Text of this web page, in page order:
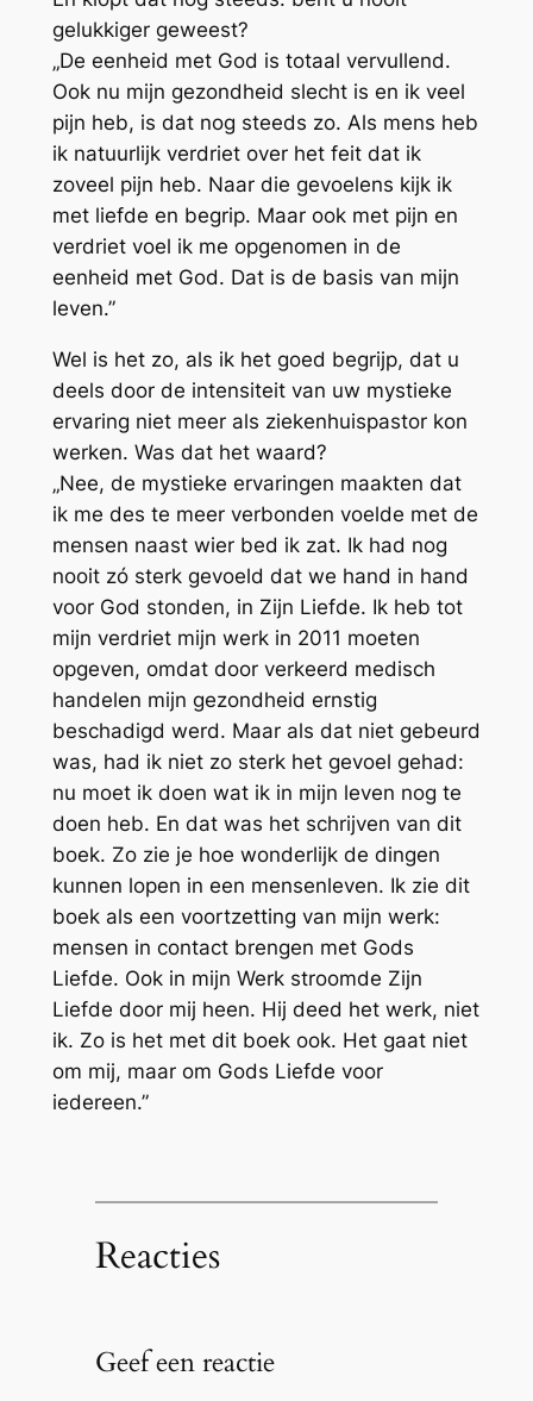
gelukkiger geweest?
„De eenheid met God is totaal vervullend.
Ook nu mijn gezondheid slecht is en ik veel
pijn heb, is dat nog steeds zo. Als mens heb
ik natuurlijk verdriet over het feit dat ik
zoveel pijn heb. Naar die gevoelens kijk ik
met liefde en begrip. Maar ook met pijn en
verdriet voel ik me opgenomen in de
eenheid met God. Dat is de basis van mijn
leven.”
Wel is het zo, als ik het goed begrijp, dat u
deels door de intensiteit van uw mystieke
ervaring niet meer als ziekenhuispastor kon
werken. Was dat het waard?
„Nee, de mystieke ervaringen maakten dat
ik me des te meer verbonden voelde met de
mensen naast wier bed ik zat. Ik had nog
nooit zó sterk gevoeld dat we hand in hand
voor God stonden, in Zijn Liefde. Ik heb tot
mijn verdriet mijn werk in 2011 moeten
opgeven, omdat door verkeerd medisch
handelen mijn gezondheid ernstig
beschadigd werd. Maar als dat niet gebeurd
was, had ik niet zo sterk het gevoel gehad:
nu moet ik doen wat ik in mijn leven nog te
doen heb. En dat was het schrijven van dit
boek. Zo zie je hoe wonderlijk de dingen
kunnen lopen in een mensenleven. Ik zie dit
boek als een voortzetting van mijn werk:
mensen in contact brengen met Gods
Liefde. Ook in mijn Werk stroomde Zijn
Liefde door mij heen. Hij deed het werk, niet
ik. Zo is het met dit boek ook. Het gaat niet
om mij, maar om Gods Liefde voor
iedereen.”
Reacties
Geef een reactie